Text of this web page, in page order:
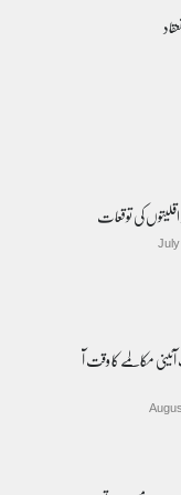
کی توقعات
مکالمے کا وقت آ